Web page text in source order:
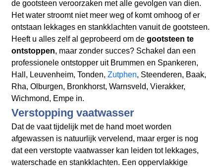
de gootsteen veroorzaken met alle gevolgen van dien.
Het water stroomt niet meer weg of komt omhoog of er
ontstaan lekkages en stankklachten vanuit de gootsteen.
Heeft u alles zelf al geprobeerd om de gootsteen te
ontstoppen, maar zonder succes? Schakel dan een
professionele ontstopper uit Brummen en Spankeren,
Hall, Leuvenheim, Tonden, Zutphen, Steenderen, Baak,
Rha, Olburgen, Bronkhorst, Warnsveld, Vierakker,
Wichmond, Empe in.
Verstopping vaatwasser
Dat de vaat tijdelijk met de hand moet worden
afgewassen is natuurlijk vervelend, maar erger is nog
dat een verstopte vaatwasser kan leiden tot lekkages,
waterschade en stankklachten. Een oppervlakkige